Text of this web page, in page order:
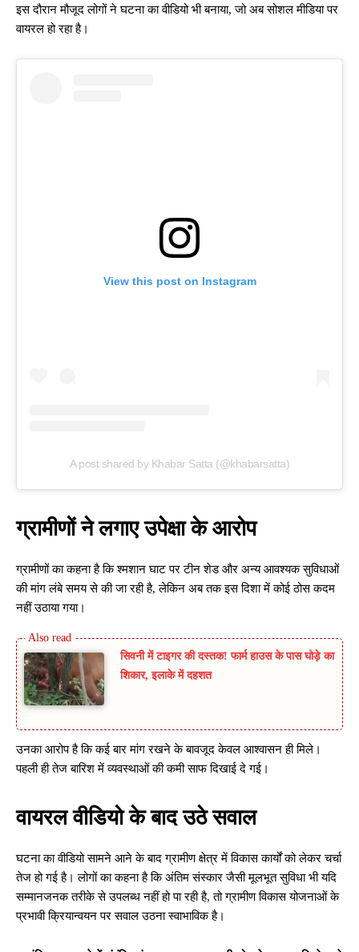
इस दौरान मौजूद लोगों ने घटना का वीडियो भी बनाया, जो अब सोशल मीडिया पर
वायरल हो रहा है।
View this post on Instagram
A post shared by Khabar Satta (@khabarsatta)
ग्रामीणों ने लगाए उपेक्षा के आरोप
ग्रामीणों का कहना है कि श्मशान घाट पर टीन शेड और अन्य आवश्यक सुविधाओं
की मांग लंबे समय से की जा रही है, लेकिन अब तक इस दिशा में कोई ठोस कदम
नहीं उठाया गया।
सिवनी में टाइगर की दस्तक! फार्म हाउस के पास घोड़े का
शिकार, इलाके में दहशत
उनका आरोप है कि कई बार मांग रखने के बावजूद केवल आश्वासन ही मिले।
पहली ही तेज बारिश में व्यवस्थाओं की कमी साफ दिखाई दे गई।
वायरल वीडियो के बाद उठे सवाल
घटना का वीडियो सामने आने के बाद ग्रामीण क्षेत्र में विकास कार्यों को लेकर चर्चा
तेज हो गई है। लोगों का कहना है कि अंतिम संस्कार जैसी मूलभूत सुविधा भी यदि
सम्मानजनक तरीके से उपलब्ध नहीं हो पा रही है, तो ग्रामीण विकास योजनाओं के
प्रभावी क्रियान्वयन पर सवाल उठना स्वाभाविक है।